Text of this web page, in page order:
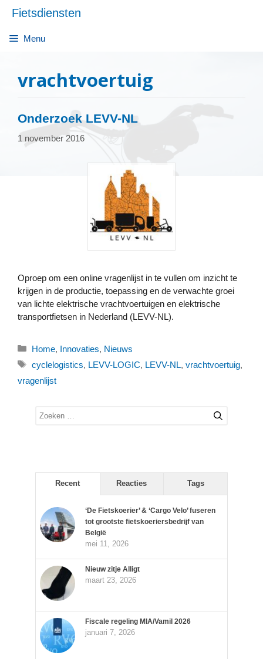
naar
inhoud
Fietsdiensten
Menu
vrachtvoertuig
Onderzoek LEVV-NL
1 november 2016
Oproep om een online vragenlijst in te vullen om inzicht te
krijgen in de productie, toepassing en de verwachte groei
van lichte elektrische vrachtvoertuigen en elektrische
transportfietsen in Nederland (LEVV-NL).
Categorieën
Home, Innovaties, Nieuws
Tags
cyclelogistics, LEVV-LOGIC, LEVV-NL, vrachtvoertuig,
vragenlijst
Zoek
Recent Reacties Tags
‘De Fietskoerier’ & ‘Cargo Velo’ fuseren
tot grootste fietskoeriersbedrijf van
België
mei 11, 2026
Nieuw zitje Alligt
maart 23, 2026
Fiscale regeling MIA/Vamil 2026
januari 7, 2026